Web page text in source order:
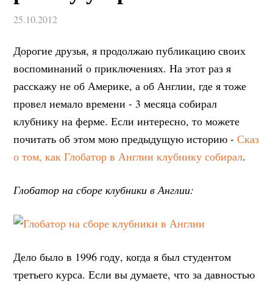
25.10.2012
Дорогие друзья, я продолжаю публикацию своих
воспоминаний о приключениях. На этот раз я
расскажу не об Америке, а об Англии, где я тоже
провел немало времени - 3 месяца собирал
клубнику на ферме. Если интересно, то можете
почитать об этом мою предыдущую историю -Сказ
о том, как Глобатор в Англии клубнику собирал.
Глобатор на сборе клубники в Англии:
Дело было в 1996 году, когда я был студентом
третьего курса. Если вы думаете, что за давностью